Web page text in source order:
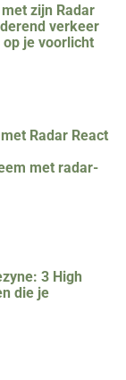
zijn Radar
verkeer
je voorlicht
Radar React
met radar-
3 High
die je